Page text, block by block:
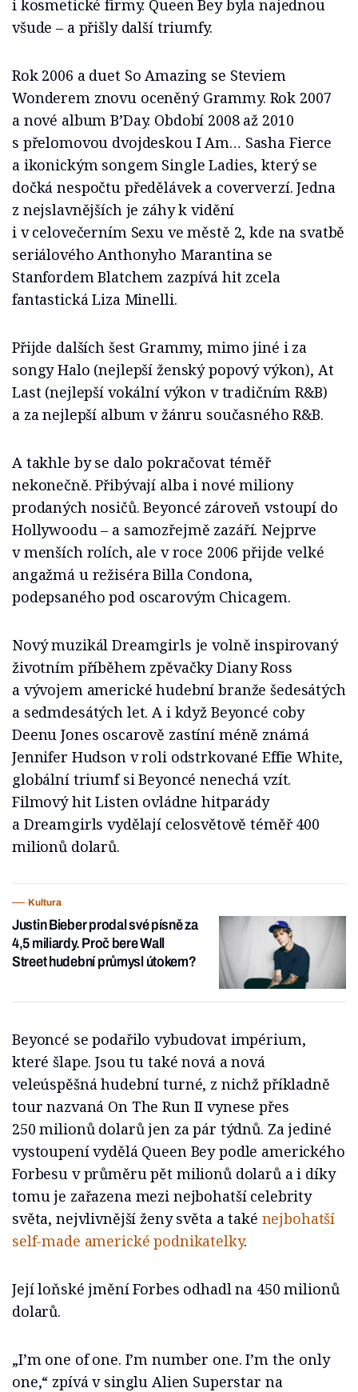
i kosmetické firmy. Queen Bey byla najednou
všude – a přišly další triumfy.
Rok 2006 a duet So Amazing se Steviem
Wonderem znovu oceněný Grammy. Rok 2007
a nové album B’Day. Období 2008 až 2010
s přelomovou dvojdeskou I Am… Sasha Fierce
a ikonickým songem Single Ladies, který se
dočká nespočtu předělávek a coververzí. Jedna
z nejslavnějších je záhy k vidění
i v celovečerním Sexu ve městě 2, kde na svatbě
seriálového Anthonyho Marantina se
Stanfordem Blatchem zazpívá hit zcela
fantastická Liza Minelli.
Přijde dalších šest Grammy, mimo jiné i za
songy Halo (nejlepší ženský popový výkon), At
Last (nejlepší vokální výkon v tradičním R&B)
a za nejlepší album v žánru současného R&B.
A takhle by se dalo pokračovat téměř
nekonečně. Přibývají alba i nové miliony
prodaných nosičů. Beyoncé zároveň vstoupí do
Hollywoodu – a samozřejmě zazáří. Nejprve
v menších rolích, ale v roce 2006 přijde velké
angažmá u režiséra Billa Condona,
podepsaného pod oscarovým Chicagem.
Nový muzikál Dreamgirls je volně inspirovaný
životním příběhem zpěvačky Diany Ross
a vývojem americké hudební branže šedesátých
a sedmdesátých let. A i když Beyoncé coby
Deenu Jones oscarově zastíní méně známá
Jennifer Hudson v roli odstrkované Effie White,
globální triumf si Beyoncé nenechá vzít.
Filmový hit Listen ovládne hitparády
a Dreamgirls vydělají celosvětově téměř 400
milionů dolarů.
Kultura
Justin Bieber prodal své písně za
4,5 miliardy. Proč bere Wall
Street hudební průmysl útokem?
Beyoncé se podařilo vybudovat impérium,
které šlape. Jsou tu také nová a nová
veleúspěšná hudební turné, z nichž příkladně
tour nazvaná On The Run II vynese přes
250 milionů dolarů jen za pár týdnů. Za jediné
vystoupení vydělá Queen Bey podle amerického
Forbesu v průměru pět milionů dolarů a i díky
tomu je zařazena mezi nejbohatší celebrity
světa, nejvlivnější ženy světa a také nejbohatší
self-made americké podnikatelky.
Její loňské jmění Forbes odhadl na 450 milionů
dolarů.
„I’m one of one. I’m number one. I’m the only
one,“ zpívá v singlu Alien Superstar na